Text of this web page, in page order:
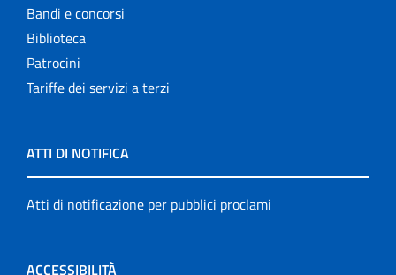
Bandi e concorsi
Biblioteca
Patrocini
Tariffe dei servizi a terzi
ATTI DI NOTIFICA
Atti di notificazione per pubblici proclami
ACCESSIBILITÀ